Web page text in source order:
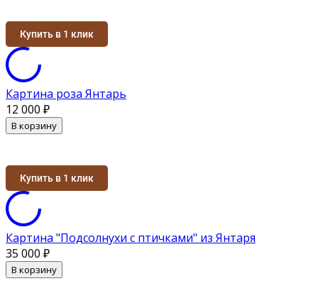
Купить в 1 клик
Картина роза Янтарь
12 000 ₽
В корзину
Купить в 1 клик
Картина "Подсолнухи с птичками" из Янтаря
35 000 ₽
В корзину